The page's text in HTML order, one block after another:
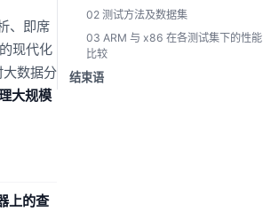
、即席
现代化
数据分
大规模
上的查
02 测试方法及数据集
03 ARM 与 x86 在各测试集下的性能
比较
结束语